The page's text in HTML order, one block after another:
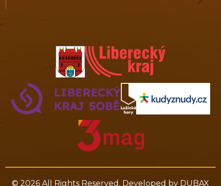
© 2026 All Rights Reserved. Developed by DUBAX